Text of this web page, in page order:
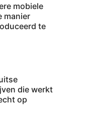
mobiele
manier
te
die werkt
op